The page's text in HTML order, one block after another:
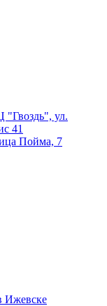
"Гвоздь", ул.
41
Пойма, 7
Ижевске